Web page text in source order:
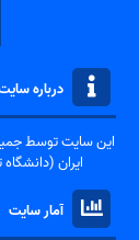
درباره
این سایت توسط
ایران
آمار سایت